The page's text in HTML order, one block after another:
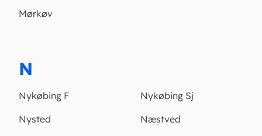
Mørkøv
N
Nykøbing F
Nykøbing Sj
Nysted
Næstved